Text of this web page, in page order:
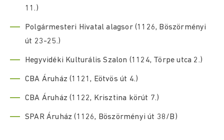
11.)
Polgármesteri Hivatal alagsor (1126, Böszörményi
út 23-25.)
Hegyvidéki Kulturális Szalon (1124, Törpe utca 2.)
CBA Áruház (1121, Eötvös út 4.)
CBA Áruház (1122, Krisztina körút 7.)
SPAR Áruház (1126, Böszörményi út 38/B)